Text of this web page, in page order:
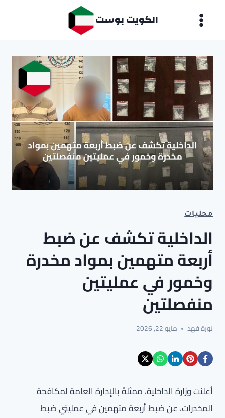
الكويت بوست
محليات
الداخلية تكشف عن ضبط
أربعة متهمين بمواد مخدرة
وخمور في عمليتين
منفصلتين
نورة فهد مايو 22, 2026
أعلنت وزارة الداخلية، ممثلةً بالإدارة العامة لمكافحة
المخدرات، عن ضبط أربعة متهمين في عمليتي ضبط